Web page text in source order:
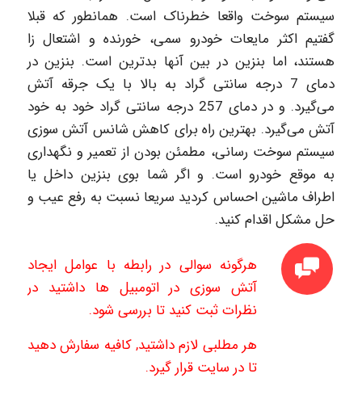
سیستم سوخت واقعا خطرناک است. همانطور که قبلا
گفتیم اکثر مایعات خودرو سمی، خورنده و اشتعال زا
هستند، اما بنزین در بین آنها بدترین است. بنزین در
دمای 7 درجه سانتی گراد به بالا با یک جرقه آتش
می‌گیرد. و در دمای 257 درجه سانتی گراد خود به خود
آتش می‌گیرد. بهترین راه برای کاهش شانس آتش سوزی
سیستم سوخت رسانی، مطمئن بودن از تعمیر و نگهداری
به موقع خودرو است. و اگر شما بوی بنزین داخل یا
اطراف ماشین احساس کردید سریعا نسبت به رفع عیب و
حل مشکل اقدام کنید.
هرگونه سوالی در رابطه با عوامل ایجاد
آتش سوزی در اتومبیل ها داشتید در
نظرات ثبت کنید تا بررسی شود.
هر مطلبی لازم داشتید, کافیه سفارش دهید
تا در سایت قرار گیرد.